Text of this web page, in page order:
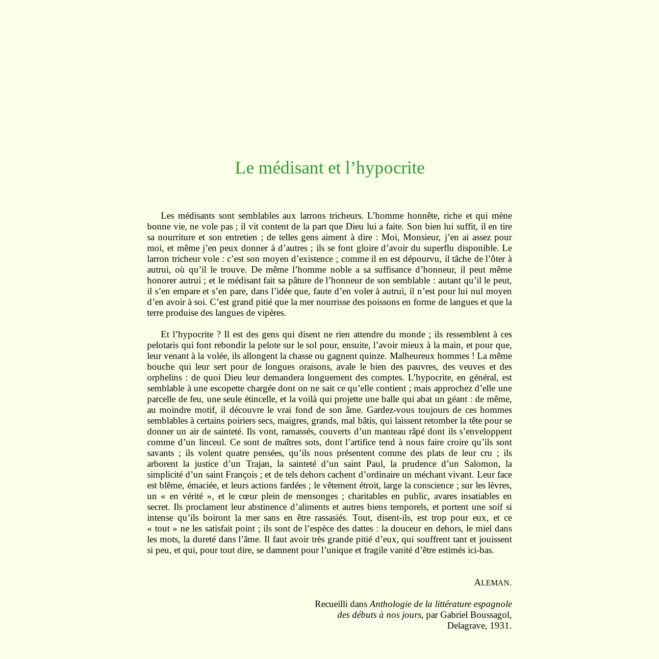
Le médisant et l’hypocrite
Les médisants sont semblables aux larrons tricheurs. L’homme honnête, riche et qui mène
bonne vie, ne vole pas ; il vit content de la part que Dieu lui a faite. Son bien lui suffit, il en tire
sa nourriture et son entretien ; de telles gens aiment à dire : Moi, Monsieur, j’en ai assez pour
moi, et même j’en peux donner à d’autres ; ils se font gloire d’avoir du superflu disponible. Le
larron tricheur vole : c’est son moyen d’existence ; comme il en est dépourvu, il tâche de l’ôter à
autrui, où qu’il le trouve. De même l’homme noble a sa suffisance d’honneur, il peut même
honorer autrui ; et le médisant fait sa pâture de l’honneur de son semblable : autant qu’il le peut,
il s’en empare et s’en pare, dans l’idée que, faute d’en voler à autrui, il n’est pour lui nul moyen
d’en avoir à soi. C’est grand pitié que la mer nourrisse des poissons en forme de langues et que la
terre produise des langues de vipères.
Et l’hypocrite ? Il est des gens qui disent ne rien attendre du monde ; ils ressemblent à ces
pelotaris qui font rebondir la pelote sur le sol pour, ensuite, l’avoir mieux à la main, et pour que,
leur venant à la volée, ils allongent la chasse ou gagnent quinze. Malheureux hommes ! La même
bouche qui leur sert pour de longues oraisons, avale le bien des pauvres, des veuves et des
orphelins : de quoi Dieu leur demandera longuement des comptes. L’hypocrite, en général, est
semblable à une escopette chargée dont on ne sait ce qu’elle contient ; mais approchez d’elle une
parcelle de feu, une seule étincelle, et la voilà qui projette une balle qui abat un géant : de même,
au moindre motif, il découvre le vrai fond de son âme. Gardez-vous toujours de ces hommes
semblables à certains poiriers secs, maigres, grands, mal bâtis, qui laissent retomber la tête pour se
donner un air de sainteté. Ils vont, ramassés, couverts d’un manteau râpé dont ils s’enveloppent
comme d’un linceul. Ce sont de maîtres sots, dont l’artifice tend à nous faire croire qu’ils sont
savants ; ils volent quatre pensées, qu’ils nous présentent comme des plats de leur cru ; ils
arborent la justice d’un Trajan, la sainteté d’un saint Paul, la prudence d’un Salomon, la
simplicité d’un saint François ; et de tels dehors cachent d’ordinaire un méchant vivant. Leur face
est blême, émaciée, et leurs actions fardées ; le vêtement étroit, large la conscience ; sur les lèvres,
un « en vérité », et le cœur plein de mensonges ; charitables en public, avares insatiables en
secret. Ils proclament leur abstinence d’aliments et autres biens temporels, et portent une soif si
intense qu’ils boiront la mer sans en être rassasiés. Tout, disent-ils, est trop pour eux, et ce
« tout » ne les satisfait point ; ils sont de l’espèce des dattes : la douceur en dehors, le miel dans
les mots, la dureté dans l’âme. Il faut avoir très grande pitié d’eux, qui souffrent tant et jouissent
si peu, et qui, pour tout dire, se damnent pour l’unique et fragile vanité d’être estimés ici-bas.
ALEMAN.
Recueilli dans Anthologie de la littérature espagnole
des débuts à nos jours, par Gabriel Boussagol,
Delagrave, 1931.